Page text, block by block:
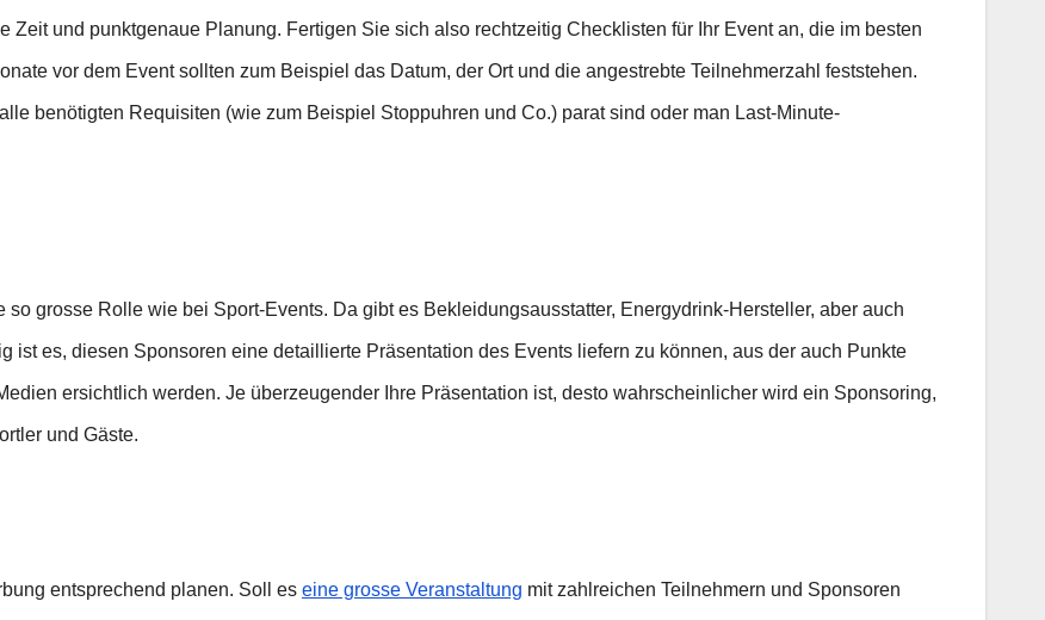
und punktgenaue Planung. Fertigen Sie sich also rechtzeitig Checklisten für Ihr Event an, die im besten
vor dem Event sollten zum Beispiel das Datum, der Ort und die angestrebte Teilnehmerzahl feststehen.
benötigten Requisiten (wie zum Beispiel Stoppuhren und Co.) parat sind oder man Last-Minute-
grosse Rolle wie bei Sport-Events. Da gibt es Bekleidungsausstatter, Energydrink-Hersteller, aber auch
ist es, diesen Sponsoren eine detaillierte Präsentation des Events liefern zu können, aus der auch Punkte
ersichtlich werden. Je überzeugender Ihre Präsentation ist, desto wahrscheinlicher wird ein Sponsoring,
und Gäste.
entsprechend planen. Soll es eine grosse Veranstaltung mit zahlreichen Teilnehmern und Sponsoren